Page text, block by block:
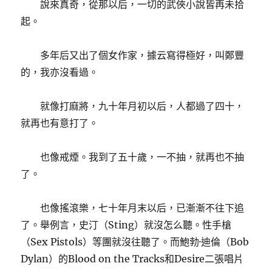
說來真奇，從那以后，一切的武俠小說皆再未拾
起。
多年后又出了個女作家，據云寫得極好，叫鄭豐
的，我亦沒看過。
就像打麻將，九十年月初以后，人都過了四十，
就再也有意打了。
也像戒煙。我到了五十歲，一不抽，就再也不抽
了。
也像搖滾樂，七十年月末以后，已漸漸不往下追
了。舉例言，史汀（Sting）就沒怎么聽。性手槍
（Sex Pistols）等團就沒往聽了。而鮑勃·迪倫（Bob
Dylan）的Blood on the Tracks和Desire二張唱片